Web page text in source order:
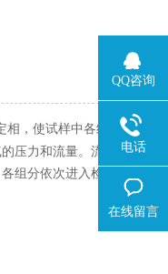
相，使试样中各组分分离，
压力和流量。流量计和压
组分依次进入检测器后放
QQ咨询
电话
在线留言